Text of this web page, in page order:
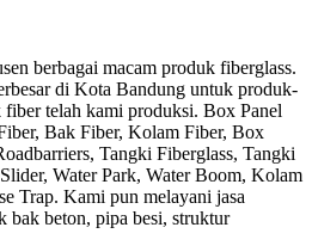
berbagai macam produk fiberglass.
di Kota Bandung untuk produk-
telah kami produksi. Box Panel
Bak Fiber, Kolam Fiber, Box
Tangki Fiberglass, Tangki
Water Park, Water Boom, Kolam
Trap. Kami pun melayani jasa
bak beton, pipa besi, struktur